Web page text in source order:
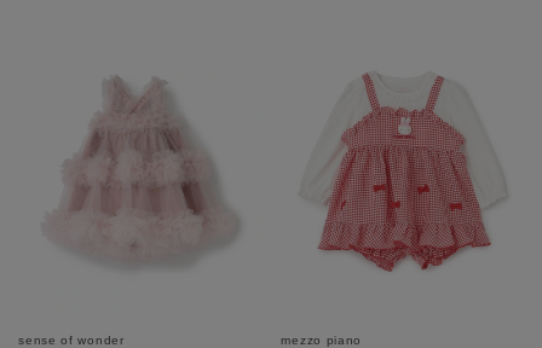
sense of wonder
mezzo piano